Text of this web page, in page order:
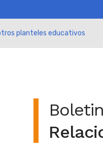
planteles educativos